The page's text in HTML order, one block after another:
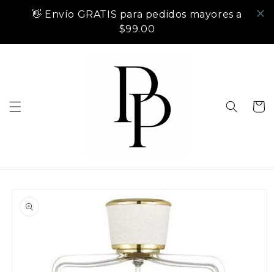
👋 Envío GRATIS para pedidos mayores a
$99.00
directamente
Carrito
a la
información